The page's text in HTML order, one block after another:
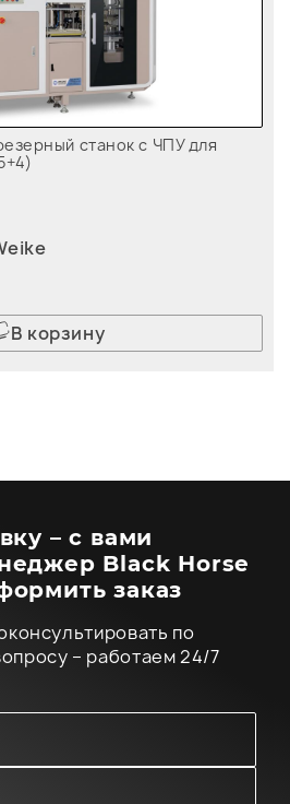
станок с ЧПУ для
В корзину
– с вами
Black Horse
заказ
по
– работаем 24/7